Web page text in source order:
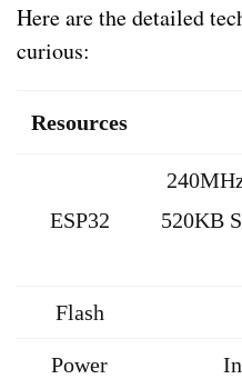
Here are the detailed
curious:
Resources
ESP32
520KB
Flash
Power